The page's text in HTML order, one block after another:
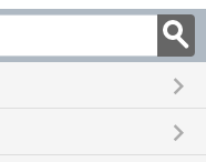
keyboard_arrow_right
keyboard_arrow_right